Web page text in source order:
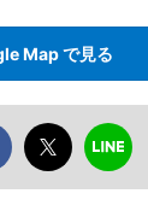
Map で見る